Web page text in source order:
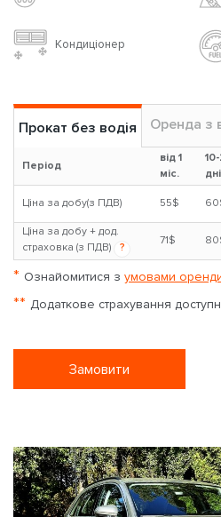
Кондиціонер
Прокат без водія Оренда з
Період
від 1
міс.
Ціна за добу(з ПДВ) 55$
Ціна за добу + дод.
страховка (з ПДВ)
?
71$
* Ознайомитися з умовами
** Додаткове страхування
Замовити